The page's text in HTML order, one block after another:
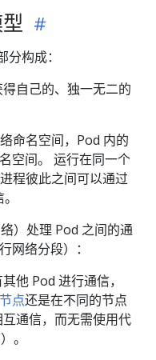
构成：
自己的、独一无二的
命名空间，Pod 内的
空间。 运行在同一个
程彼此之间可以通过
络）处理 Pod 之间的通
网络分段）：
他 Pod 进行通信，
节点还是在不同的节点
通信，而无需使用代
。